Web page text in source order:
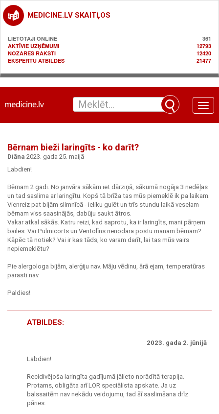
MEDICINE.LV SKAITĻOS
LIETOTĀJI ONLINE
361
AKTĪVIE UZŅĒMUMI
12793
NOZARES RAKSTI
12420
EKSPERTU ATBILDES
21477
Toggle
Bērnam bieži laringīts - ko darīt?
Diāna 2023. gada 25. maijā
Labdien!
Bērnam 2 gadi. No janvāra sākām iet dārziņā, sākumā nogāja 3 nedēļas
un tad saslima ar laringītu. Kopš tā brīža tas mūs piemeklē ik pa laikam.
Vienreiz pat bijām slimnīcā - ieliku gulēt un trīs stundu laikā veselam
bērnam viss saasinājās, dabūju saukt ātros.
Vakar atkal sākās. Katru reizi, kad saprotu, ka ir laringīts, mani pārņem
bailes. Vai Pulmicorts un Ventolīns nenodara postu manam bērnam?
Kāpēc tā notiek? Vai ir kas tāds, ko varam darīt, lai tas mūs vairs
nepiemeklētu?
Pie alergologa bijām, alerģiju nav. Māju vēdinu, ārā ejam, temperatūras
parasti nav.
Paldies!
ATBILDES:
2023. gada 2. jūnijā
Labdien!
Recidivējoša laringīta gadījumā jālieto norādītā terapija.
Protams, obligāta arī LOR speciālista apskate. Ja uz
balssaitēm nav nekādu veidojumu, tad šī saslimšana drīz
pāries.